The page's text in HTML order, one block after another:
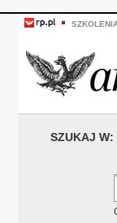
SZUKAJ W: